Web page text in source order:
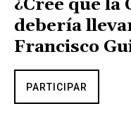
¿Cree que la
debería
Francisco
PARTICIPAR